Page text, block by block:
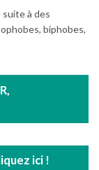
suite à des
biphobes,
ici !